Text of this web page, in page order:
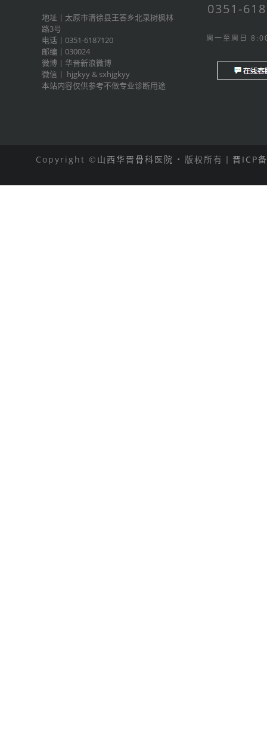
地址丨太原市清徐县王答乡北录树枫林
路3号
电话丨0351-6187120
邮编丨030024
微博丨 华晋新浪微博
微信丨 hjgkyy & sxhjgkyy
本站内容仅供参考不做专业诊断用途
0351-
周一至周日
Copyright © 山西华晋骨科医院 • 版权所有丨 晋ICP